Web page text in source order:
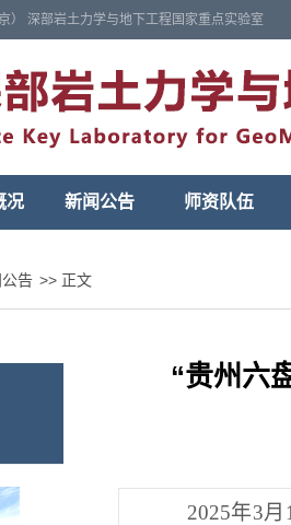
） 深部岩土力学与地下工程国家重点实验室
况 新闻公告 师资队伍
告 >> 正文
“贵州六
2025年3月